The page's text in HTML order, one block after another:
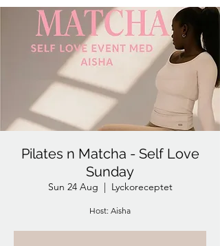
Pilates n Matcha - Self Love
Sunday
Sun 24 Aug
  |
Lyckoreceptet
Host: Aisha